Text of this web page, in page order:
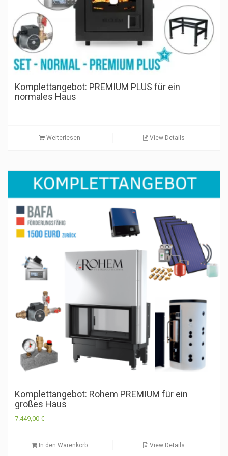
Komplettangebot: PREMIUM PLUS für ein
normales Haus
Weiterlesen View Details
Komplettangebot: Rohem PREMIUM für ein
großes Haus
7.449,00 €
In den Warenkorb View Details